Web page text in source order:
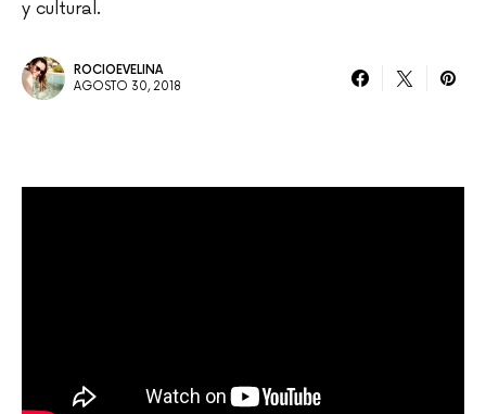
y cultural.
ROCIOEVELINA
AGOSTO 30, 2018